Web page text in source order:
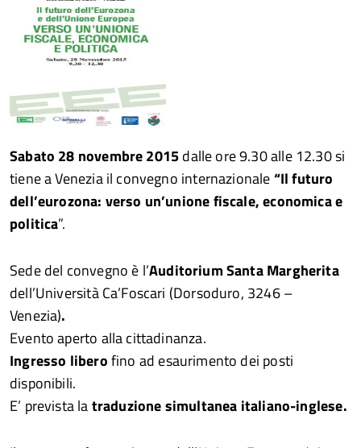
Sabato 28 novembre 2015dalle ore 9.30 alle 12.30 si
tiene a Venezia il convegno internazionale“Il futuro
dell’eurozona: verso un’unione fiscale, economica e
politica”.
Sede del convegno è l’Auditorium Santa Margherita
dell’Università Ca’Foscari (Dorsoduro, 3246 –
Venezia).
Evento aperto alla cittadinanza.
Ingresso liberofino ad esaurimento dei posti
disponibili.
E’ prevista latraduzione simultanea italiano-inglese.